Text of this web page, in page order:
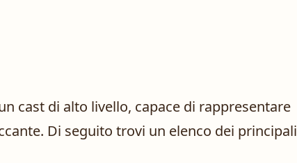
cast di alto livello, capace di rappresentare
Di seguito trovi un elenco dei principali